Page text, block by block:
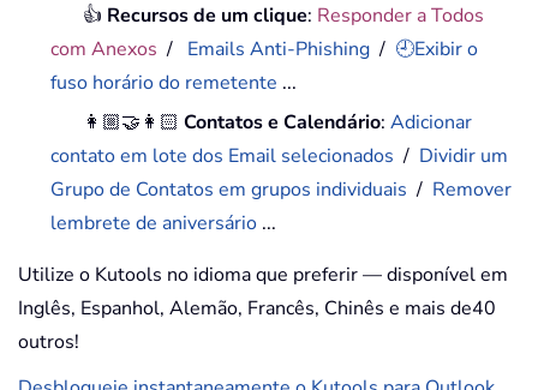
👍 Recursos de um clique: Responder a Todos
com Anexos / Emails Anti-Phishing / 🕘Exibir o
fuso horário do remetente ...
👩🏼‍🤝‍👩🏻Contatos e Calendário:Adicionar
contato em lote dos Email selecionados / Dividir um
Grupo de Contatos em grupos individuais / Remover
lembrete de aniversário ...
Utilize o Kutools no idioma que preferir — disponível em
Inglês, Espanhol, Alemão, Francês, Chinês e mais de40
outros!